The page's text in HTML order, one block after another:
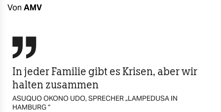
berlin
wahrheit
verlag
verlag
Von AMV

In jeder Familie gibt es Krisen, aber wir
halten zusammen
ASUQUO OKONO UDO, SPRECHER „LAMPEDUSA IN
HAMBURG “